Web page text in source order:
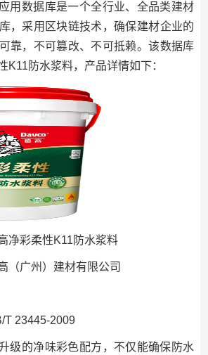
用数据库是一个全行业、全品类建材
，采用区块链技术，确保建材企业的
靠，不可篡改、不可抵赖。该数据库
K11防水浆料，产品详情如下：
净彩柔性K11防水浆料
（广州）建材有限公司
T 23445-2009
级的净味彩色配方，不仅能确保防水